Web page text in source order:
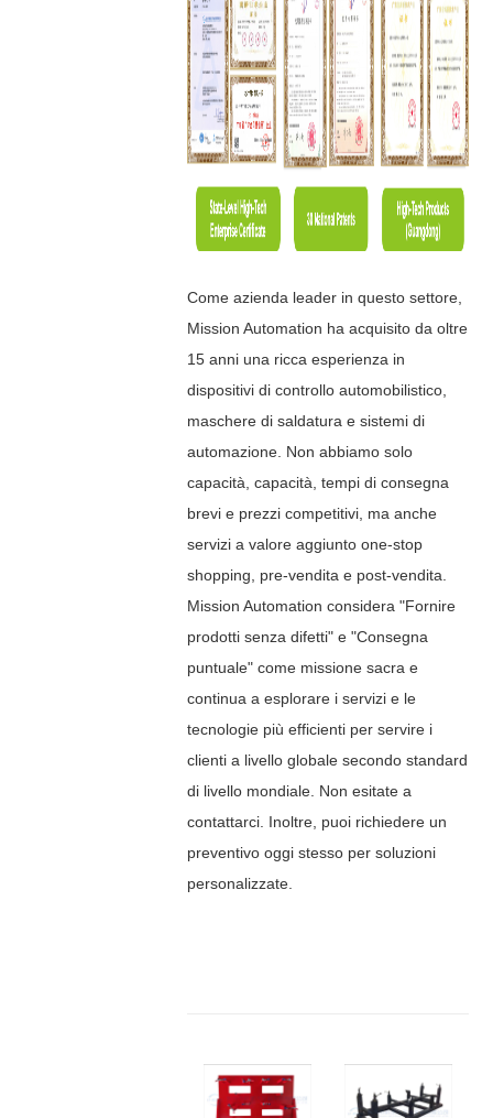
Come azienda leader in questo settore,
Mission Automation ha acquisito da oltre
15 anni una ricca esperienza in
dispositivi di controllo automobilistico,
maschere di saldatura e sistemi di
automazione. Non abbiamo solo
capacità, capacità, tempi di consegna
brevi e prezzi competitivi, ma anche
servizi a valore aggiunto one-stop
shopping, pre-vendita e post-vendita.
Mission Automation considera "Fornire
prodotti senza difetti" e "Consegna
puntuale" come missione sacra e
continua a esplorare i servizi e le
tecnologie più efficienti per servire i
clienti a livello globale secondo standard
di livello mondiale. Non esitate a
contattarci. Inoltre, puoi richiedere un
preventivo oggi stesso per soluzioni
personalizzate.